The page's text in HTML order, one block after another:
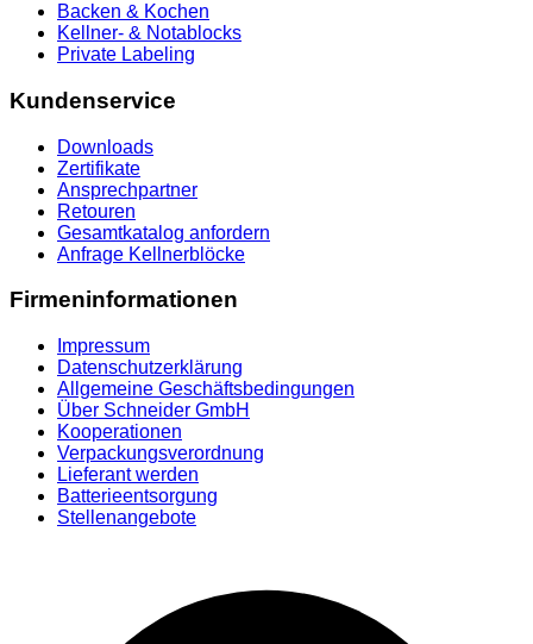
Backen & Kochen
Kellner- & Notablocks
Private Labeling
Kundenservice
Downloads
Zertifikate
Ansprechpartner
Retouren
Gesamtkatalog anfordern
Anfrage Kellnerblöcke
Firmeninformationen
Impressum
Datenschutzerklärung
Allgemeine Geschäftsbedingungen
Über Schneider GmbH
Kooperationen
Verpackungsverordnung
Lieferant werden
Batterieentsorgung
Stellenangebote